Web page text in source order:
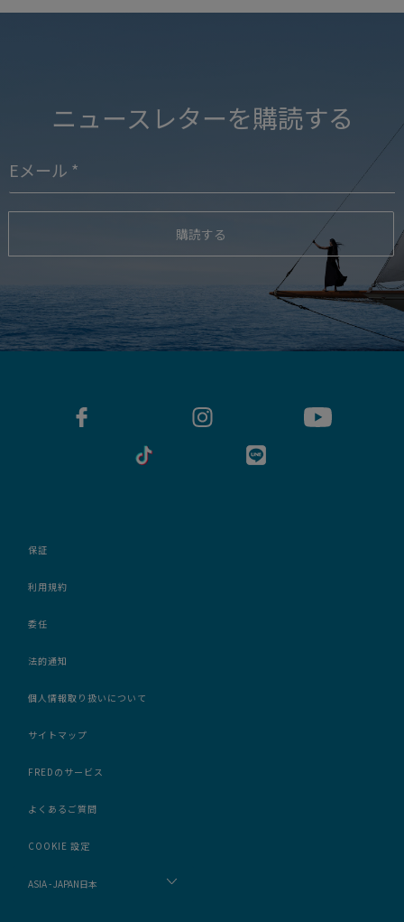
ニュースレターを購読する
購読する
保証
利用規約
委任
法的通知
個人情報取り扱いについて
サイトマップ
FREDのサービス
よくあるご質問
COOKIE 設定
ASIA - JAPAN日本